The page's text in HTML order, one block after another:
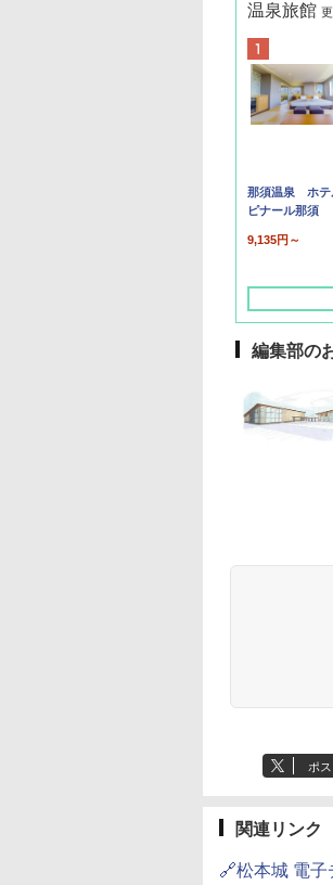
温泉旅館
那須温泉 ホテ
ピナール那須
9,135円～
編集部の
ポス
関連リンク
🔗松本城 電子